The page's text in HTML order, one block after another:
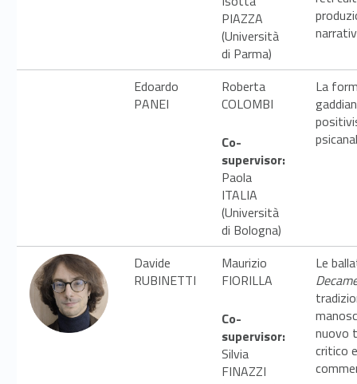
PIAZZA
(Università
di Parma)
Edoardo
PANEI
Roberta
COLOMBI
Co-
supervisor:
Paola
ITALIA
(Università
di Bologna)
La
Davide
RUBINETTI
Maurizio
FIORILLA
Co-
supervisor:
Silvia
FINAZZI
Le
nuovo
critico e